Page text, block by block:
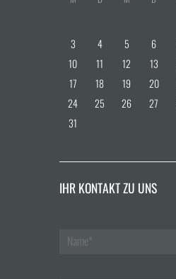
3
4 5 6
10
11 12 13
17
18 19 20
24
25 26 27
31
IHR KONTAKT ZU UNS